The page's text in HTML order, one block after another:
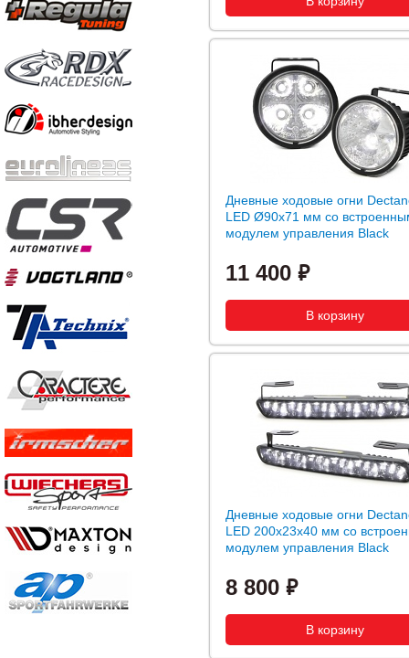
Дневные ходовые огни
LED Ø90x71 мм со
модулем управления Black
11 400
Дневные ходовые огни
LED 200x23x40 мм со
модулем управления Black
8 800